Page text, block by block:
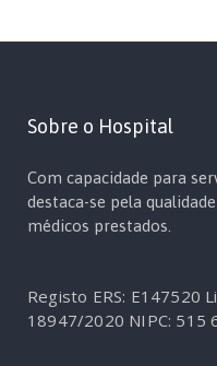
Sobre o Hospital
Com capacidade para
destaca-se pela
médicos prestados.
Registo ERS: E147520
18947/2020 NIPC: 515